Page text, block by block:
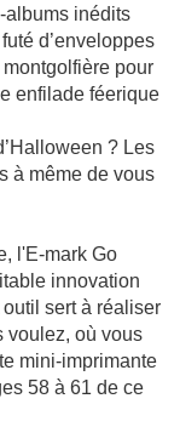
albums inédits
d’enveloppes
pour
enfilade féerique
? Les
à même de vous
l'E-mark Go
innovation
sert à réaliser
voulez, où vous
mini-imprimante
58 à 61 de ce